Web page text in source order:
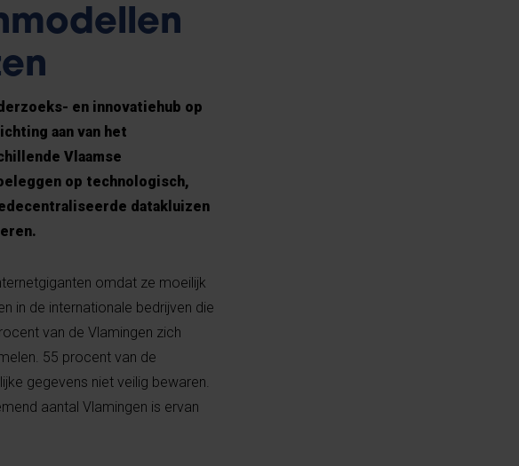
en innovatiehub op
aan van het
Vlaamse
op technologisch,
datakluizen
omdat ze moeilijk
in de internationale bedrijven die
van de Vlamingen zich
55 procent van de
gegevens niet veilig bewaren.
aantal Vlamingen is ervan